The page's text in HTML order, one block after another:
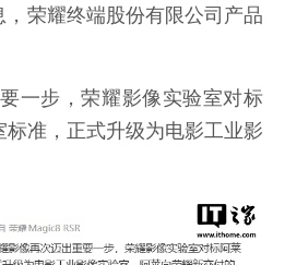
荣耀终端股份有限公司产品
一步，荣耀影像实验室对标
标准，正式升级为电影工业影